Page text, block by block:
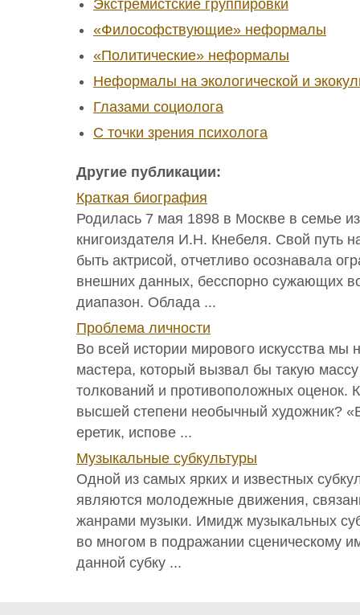
Экстремистские группировки
«Философствующие» неформалы
«Политические» неформалы
Неформалы на экологической и
Глазами социолога
С точки зрения психолога
Другие публикации:
Краткая биография
Родилась 7 мая 1898 в Москве в семье
книгоиздателя И.Н. Кнебеля. Свой путь
быть актрисой, отчетливо осознавала
внешних данных, бесспорно сужающих
диапазон. Облада ...
Проблема личности
Во всей истории мирового искусства мы
мастера, который вызвал бы такую
толкований и противоположных оценок.
высшей степени необычный художник?
еретик, испове ...
Музыкальные субкультуры
Одной из самых ярких и известных
являются молодежные движения,
жанрами музыки. Имидж музыкальных
во многом в подражании сценическому
данной субку ...